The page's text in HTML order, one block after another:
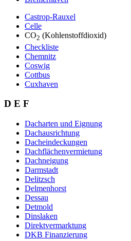
Castrop-Rauxel
Celle
CO2 (Kohlenstoffdioxid)
Checkliste
Chemnitz
Coswig
Cottbus
Cuxhaven
D E F
Dacharten und Eignung
Dachausrichtung
Dacheindeckungen
Dachflächenvermietung
Dachneigung
Darmstadt
Delitzsch
Delmenhorst
Dessau
Detmold
Dinslaken
Direktvermarktung
DKB Finanzierung